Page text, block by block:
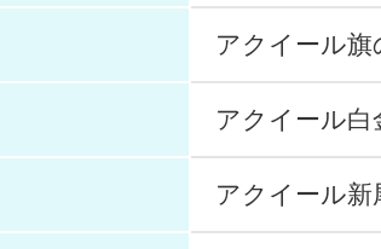
アクイール旗
アクイール白
アクイール新